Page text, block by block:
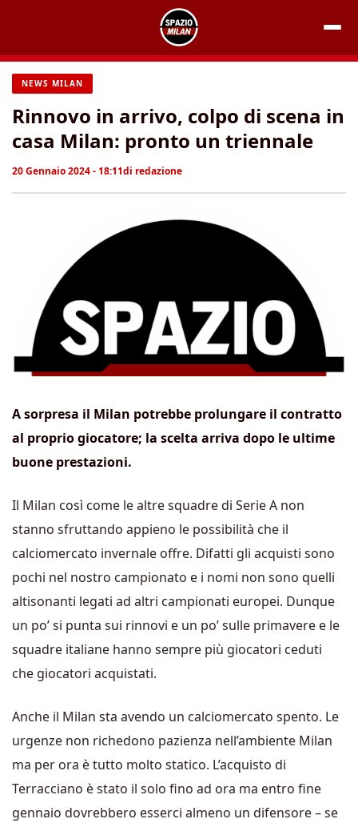
contenuto
NEWS MILAN
Rinnovo in arrivo, colpo di scena in
casa Milan: pronto un triennale
20 Gennaio 2024 - 18:11di redazione
A sorpresa il Milan potrebbe prolungare il contratto
al proprio giocatore; la scelta arriva dopo le ultime
buone prestazioni.
Il Milan così come le altre squadre di Serie A non
stanno sfruttando appieno le possibilità che il
calciomercato invernale offre. Difatti gli acquisti sono
pochi nel nostro campionato e i nomi non sono quelli
altisonanti legati ad altri campionati europei. Dunque
un po’ si punta sui rinnovi e un po’ sulle primavere e le
squadre italiane hanno sempre più giocatori ceduti
che giocatori acquistati.
Anche il Milan sta avendo un calciomercato spento. Le
urgenze non richedono pazienza nell’ambiente Milan
ma per ora è tutto molto statico. L’acquisto di
Terracciano è stato il solo fino ad ora ma entro fine
gennaio dovrebbero esserci almeno un difensore – se